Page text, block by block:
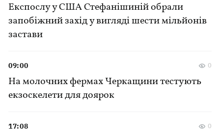
Експослу у США Стефанішиній обрали
запобіжний захід у вигляді шести мільйонів
застави
На молочних фермах Черкащини тестують
екзоскелети для доярок
09:00 0
17:08 0